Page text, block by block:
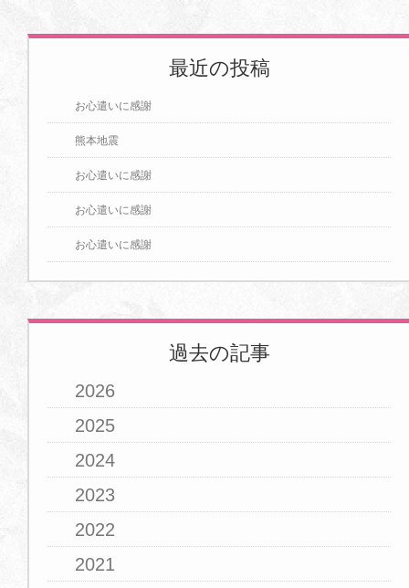
最近の投稿
お心遣いに感謝
熊本地震
お心遣いに感謝
お心遣いに感謝
お心遣いに感謝
過去の記事
2026
2025
2024
2023
2022
2021